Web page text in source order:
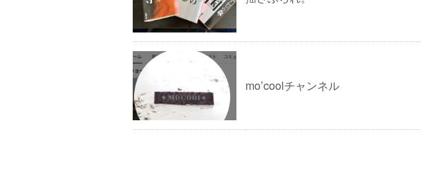
mo’coolチャンネル